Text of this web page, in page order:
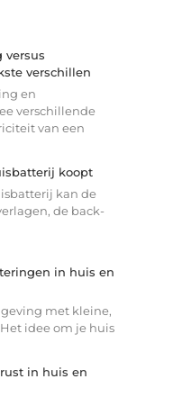
versus
verschillen
en
verschillende
van een
koopt
kan de
de back-
in huis en
met kleine,
idee om je huis
in huis en